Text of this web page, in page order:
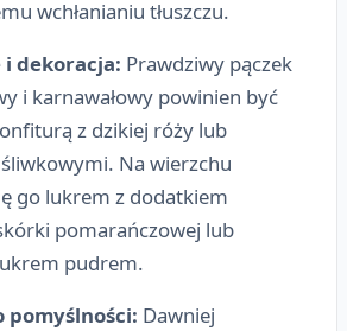
wchłanianiu tłuszczu.
i dekoracja: Prawdziwy pączek
i karnawałowy powinien być
z dzikiej róży lub
Na wierzchu
go lukrem z dodatkiem
pomarańczowej lub
pudrem.
pomyślności: Dawniej